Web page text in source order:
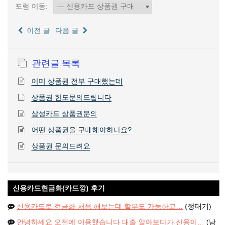
포럼 이동:
이전 글 다음 글
관련글 목록
이미 상품권 전부 구매했는데
상품권 한도문의드립니다
삼성카드 상품권문의
어떤 상품권을 구매해야하나요?
상품권 문의드려요
신용카드현금화(카드깡) 후기
신용카드로 현금화 처음 해보는데 할부도 가능하고… (정태기)
안녕하세요 오전에 이용했습니다 대출 알아보다가 신용이… (남